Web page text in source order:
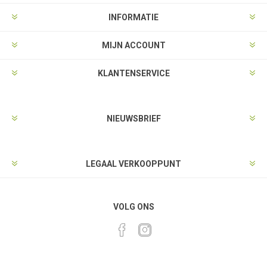
INFORMATIE
MIJN ACCOUNT
KLANTENSERVICE
NIEUWSBRIEF
LEGAAL VERKOOPPUNT
VOLG ONS